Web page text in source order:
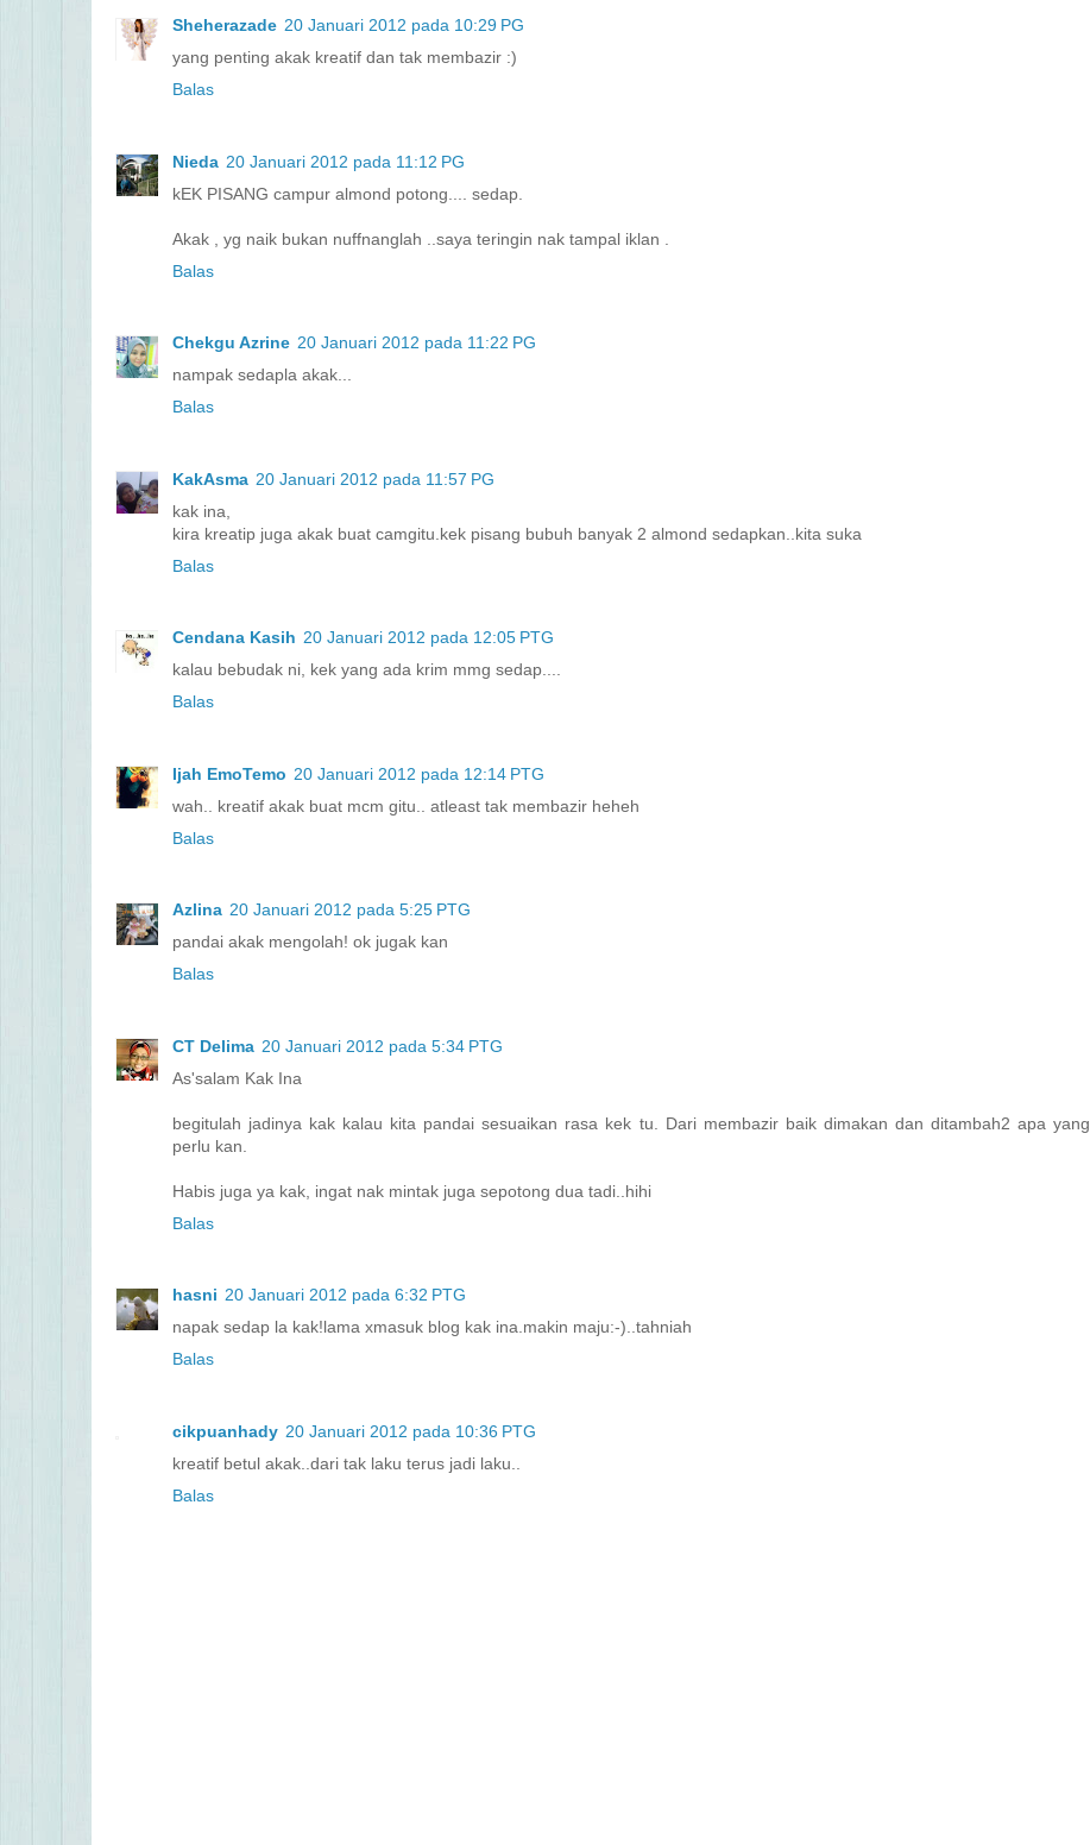
Sheherazade 20 Januari 2012 pada 10:29 PG
yang penting akak kreatif dan tak membazir :)
Balas
Nieda 20 Januari 2012 pada 11:12 PG
kEK PISANG campur almond potong.... sedap.
Akak , yg naik bukan nuffnanglah ..saya teringin nak tampal iklan .
Balas
Chekgu Azrine 20 Januari 2012 pada 11:22 PG
nampak sedapla akak...
Balas
KakAsma 20 Januari 2012 pada 11:57 PG
kak ina,
kira kreatip juga akak buat camgitu.kek pisang bubuh banyak 2 almond sedapkan..kita suka
Balas
Cendana Kasih 20 Januari 2012 pada 12:05 PTG
kalau bebudak ni, kek yang ada krim mmg sedap....
Balas
Ijah EmoTemo 20 Januari 2012 pada 12:14 PTG
wah.. kreatif akak buat mcm gitu.. atleast tak membazir heheh
Balas
Azlina 20 Januari 2012 pada 5:25 PTG
pandai akak mengolah! ok jugak kan
Balas
CT Delima 20 Januari 2012 pada 5:34 PTG
As'salam Kak Ina
begitulah jadinya kak kalau kita pandai sesuaikan rasa kek tu. Dari membazir baik dimakan dan ditambah2 apa yang
perlu kan.
Habis juga ya kak, ingat nak mintak juga sepotong dua tadi..hihi
Balas
hasni 20 Januari 2012 pada 6:32 PTG
napak sedap la kak!lama xmasuk blog kak ina.makin maju:-)..tahniah
Balas
cikpuanhady 20 Januari 2012 pada 10:36 PTG
kreatif betul akak..dari tak laku terus jadi laku..
Balas